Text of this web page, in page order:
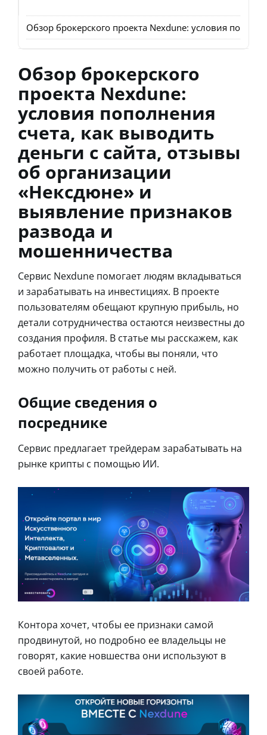
Обзор брокерского проекта Nexdune: условия
Обзор брокерского
проекта Nexdune:
условия пополнения
счета, как выводить
деньги с сайта, отзывы
об организации
«Нексдюне» и
выявление признаков
развода и
мошенничества
Сервис Nexdune помогает людям вкладываться
и зарабатывать на инвестициях. В проекте
пользователям обещают крупную прибыль, но
детали сотрудничества остаются неизвестны до
создания профиля. В статье мы расскажем, как
работает площадка, чтобы вы поняли, что
можно получить от работы с ней.
Общие сведения о
посреднике
Сервис предлагает трейдерам зарабатывать на
рынке крипты с помощью ИИ.
Контора хочет, чтобы ее признаки самой
продвинутой, но подробно ее владельцы не
говорят, какие новшества они используют в
своей работе.